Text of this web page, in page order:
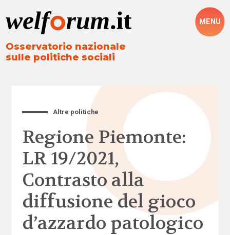
Osservatorio nazionale
sulle politiche sociali
MENU
Altre politiche
Regione Piemonte:
LR 19/2021,
Contrasto alla
diffusione del gioco
d’azzardo patologico